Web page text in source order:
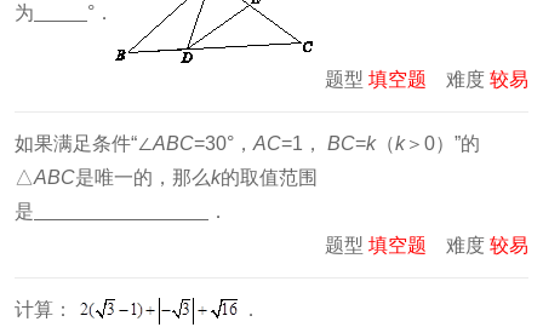
为 °．
题型 填空题 难度 较易
如果满足条件“∠ABC=30°， AC=1， BC=k（k＞0）”的
△ABC是唯一的，那么k的取值范围
是
．
题型 填空题 难度 较易
计算：
．